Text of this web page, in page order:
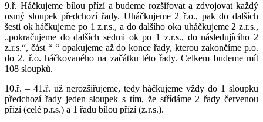
9.ř. Háčkujeme bílou přízí a budeme rozšiřovat a zdvojovat každý
osmý sloupek předchozí řady. Uháčkujeme 2 ř.o., pak do dalších
šesti ok háčkujeme po 1 z.r.s., a do dalšího oka uháčkujeme 2 z.r.s.,
„pokračujeme do dalších sedmi ok po 1 z.r.s., do následujícího 2
z.r.s.“, část “ “ opakujeme až do konce řady, kterou zakončíme p.o.
do 2. ř.o. háčkovaného na začátku této řady. Celkem budeme mít
108 sloupků.
10.ř. – 41.ř. už nerozšiřujeme, tedy háčkujeme vždy do 1 sloupku
předchozí řady jeden sloupek s tím, že střídáme 2 řady červenou
přízí (celé p.r.s.) a 1 řadu bílou přízí (z.r.s.).